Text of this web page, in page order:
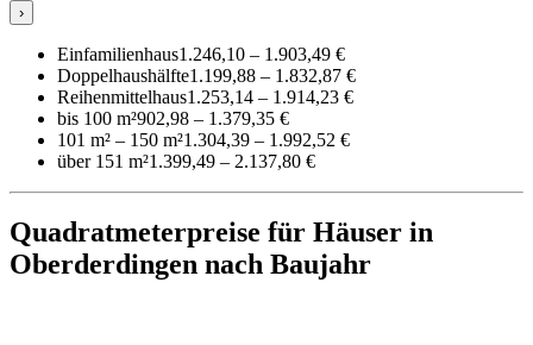
›
Einfamilienhaus1.246,10 – 1.903,49 €
Doppelhaushälfte1.199,88 – 1.832,87 €
Reihenmittelhaus1.253,14 – 1.914,23 €
bis 100 m²902,98 – 1.379,35 €
101 m² – 150 m²1.304,39 – 1.992,52 €
über 151 m²1.399,49 – 2.137,80 €
Quadratmeterpreise für Häuser in
Oberderdingen nach Baujahr